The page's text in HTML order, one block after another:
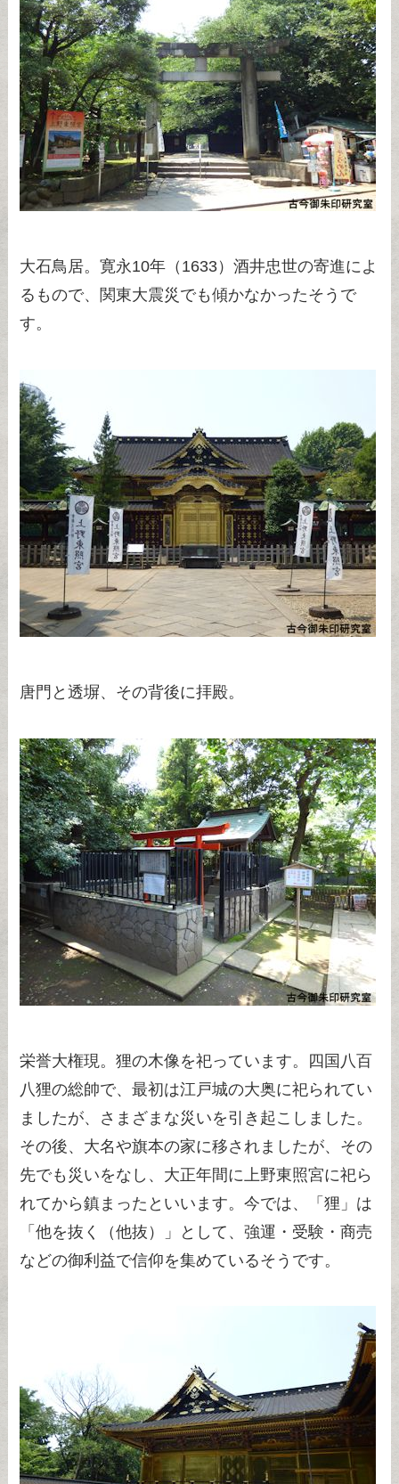
大石鳥居。寛永10年（1633）酒井忠世の寄進によ
るもので、関東大震災でも傾かなかったそうで
す。
唐門と透塀、その背後に拝殿。
栄誉大権現。狸の木像を祀っています。四国八百
八狸の総帥で、最初は江戸城の大奥に祀られてい
ましたが、さまざまな災いを引き起こしました。
その後、大名や旗本の家に移されましたが、その
先でも災いをなし、大正年間に上野東照宮に祀ら
れてから鎮まったといいます。今では、「狸」は
「他を抜く（他抜）」として、強運・受験・商売
などの御利益で信仰を集めているそうです。